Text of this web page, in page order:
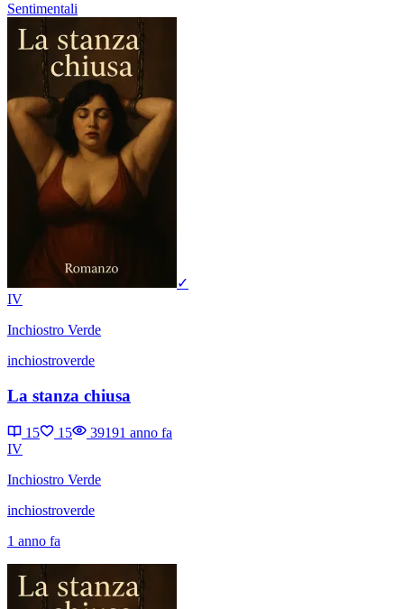
Sentimentali
✓
IV
Inchiostro Verde
inchiostroverde
La stanza chiusa
15 15 39191 anno fa
IV
Inchiostro Verde
inchiostroverde
1 anno fa